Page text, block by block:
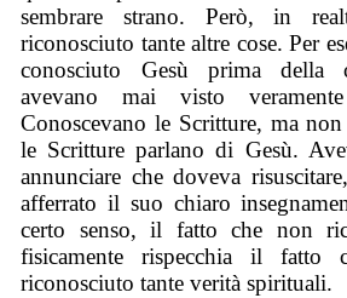
sembrare strano. Però, in
riconosciuto tante altre cose. Per
conosciuto Gesù prima della
avevano mai visto
Conoscevano le Scritture, ma
le Scritture parlano di Gesù.
annunciare che doveva
afferrato il suo chiaro
certo senso, il fatto che non
fisicamente rispecchia il fatto
riconosciuto tante verità spirituali.